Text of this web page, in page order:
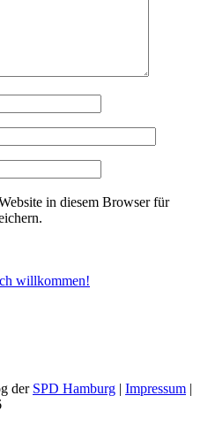
in diesem Browser für
willkommen!
der SPD Hamburg | Impressum |